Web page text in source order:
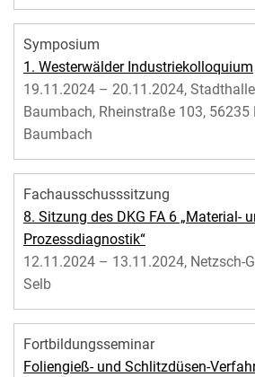
Symposium
1. Westerwälder Industriekolloquium
19.11.2024 – 20.11.2024,
Baumbach, Rheinstraße 103, 56235
Baumbach
Fachausschusssitzung
8. Sitzung des DKG FA 6 „Material-
Prozessdiagnostik“
12.11.2024 – 13.11.2024, Netzsch-
Selb
Fortbildungsseminar
Foliengieß- und Schlitzdüsen-